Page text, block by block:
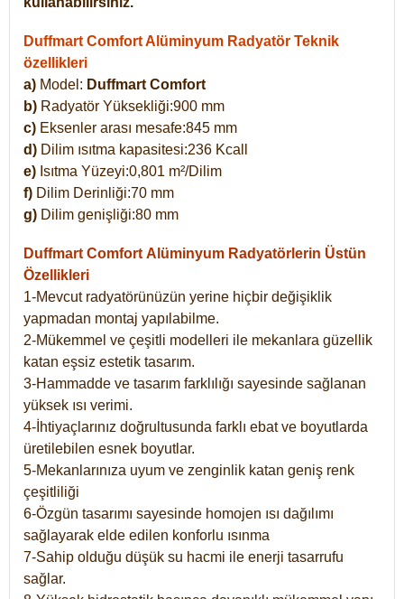
Duffmart Comfort Alüminyum Radyatör Teknik
özellikleri
a) Model: Duffmart Comfort
b) Radyatör Yüksekliği:900 mm
c) Eksenler arası mesafe:845 mm
d) Dilim ısıtma kapasitesi:236 Kcall
e) Isıtma Yüzeyi:0,801 m²/Dilim
f) Dilim Derinliği:70 mm
g) Dilim genişliği:80 mm
Duffmart Comfort Alüminyum Radyatörlerin Üstün
Özellikleri
1-Mevcut radyatörünüzün yerine hiçbir değişiklik
yapmadan montaj yapılabilme.
2-Mükemmel ve çeşitli modelleri ile mekanlara güzellik
katan eşsiz estetik tasarım.
3-Hammadde ve tasarım farklılığı sayesinde sağlanan
yüksek ısı verimi.
4-İhtiyaçlarınız doğrultusunda farklı ebat ve boyutlarda
üretilebilen esnek boyutlar.
5-Mekanlarınıza uyum ve zenginlik katan geniş renk
çeşitliliği
6-Özgün tasarımı sayesinde homojen ısı dağılımı
sağlayarak elde edilen konforlu ısınma
7-Sahip olduğu düşük su hacmi ile enerji tasarrufu
sağlar.